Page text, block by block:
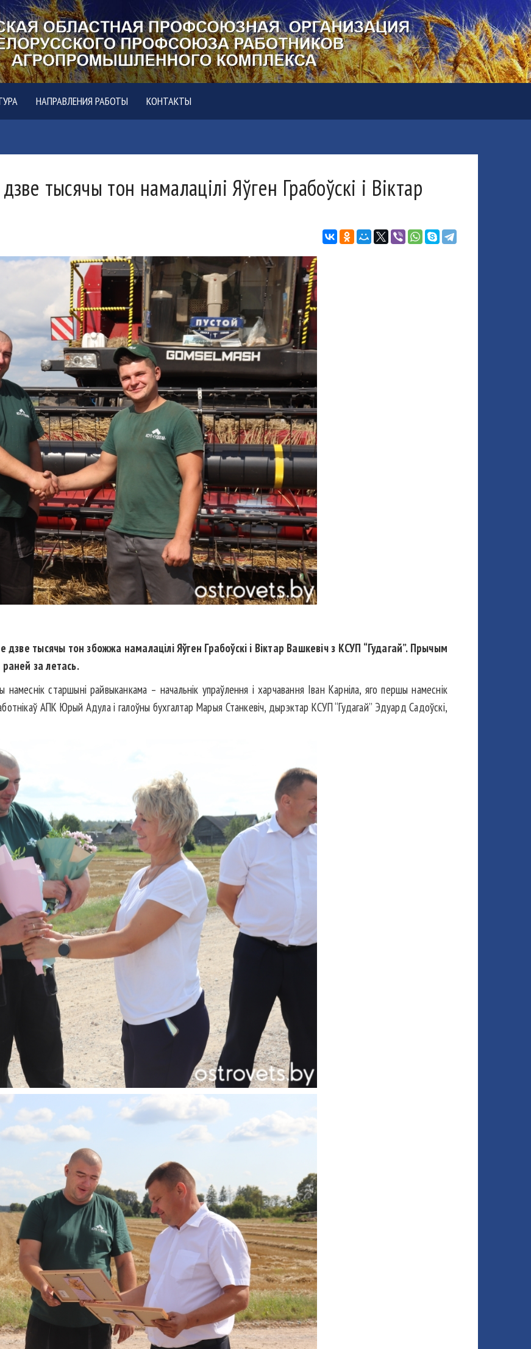
НАПРАВЛЕНИЯ РАБОТЫ КОНТАКТЫ
тысячы тон намалацілі Яўген Грабоўскі і Віктар
тысячы тон збожжа намалацілі Яўген Грабоўскі і Віктар Вашкевіч з КСУП “Гудагай”. Прычым
за летась.
старшыні райвыканкама – начальнік упраўлення і харчавання Іван Карніла, яго першы намеснік
АПК Юрый Адула і галоўны бухгалтар Марыя Станкевіч, дырэктар КСУП “Гудагай” Эдуард Садоўскі,